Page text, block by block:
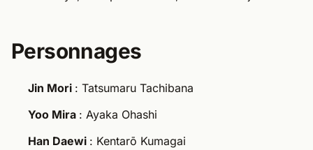
Personnages
Jin Mori : Tatsumaru Tachibana
Yoo Mira : Ayaka Ohashi
Han Daewi : Kentarō Kumagai